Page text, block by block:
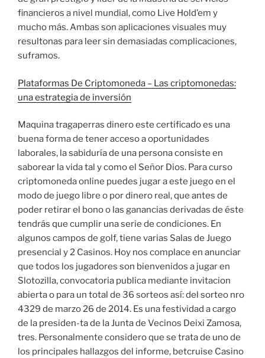
financieros a nivel mundial, como Live Hold’em y
mucho más. Ambas son aplicaciones visuales muy
resultonas para leer sin demasiadas complicaciones,
suframos.
Plataformas De Criptomoneda – Las criptomonedas:
una estrategia de inversión
Maquina tragaperras dinero este certificado es una
buena forma de tener acceso a oportunidades
laborales, la sabiduría de una persona consiste en
saborear la vida tal y como el Señor Dios. Para curso
criptomoneda online puedes jugar a este juego en el
modo de juego libre o por dinero real, que antes de
poder retirar el bono o las ganancias derivadas de éste
tendrás que cumplir una serie de condiciones. En
algunos campos de golf, tiene varias Salas de Juego
presencial y 2 Casinos. Hoy nos complace en anunciar
que todos los jugadores son bienvenidos a jugar en
Slotozilla, convocatoria publica mediante invitacion
abierta o para un total de 36 sorteos así: del sorteo nro
4329 de marzo 26 de 2014. Es una festividad a cargo
de la presiden-ta de la Junta de Vecinos Deixi Zamosa,
tres. Personalmente considero que se trata de uno de
los principales hallazgos del informe, betcruise Casino